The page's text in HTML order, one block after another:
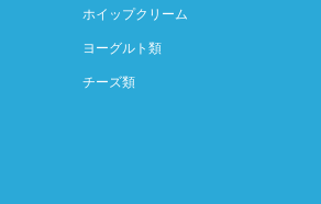
ホイップクリーム
ヨーグルト類
チーズ類